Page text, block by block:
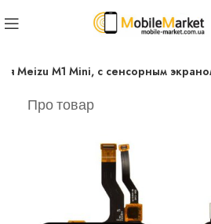
Meizu M1 Mini, с сенсорным
Про товар